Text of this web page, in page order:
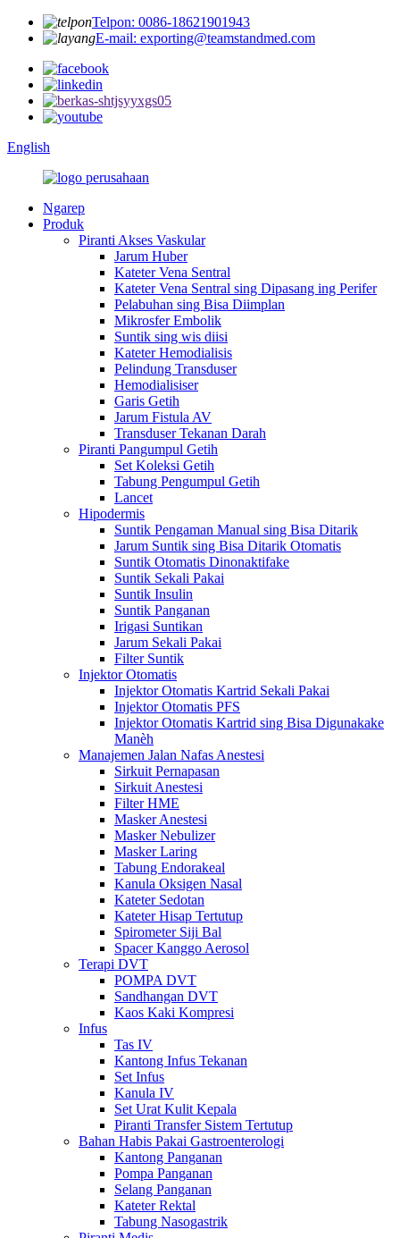
Telpon: 0086-18621901943
E-mail: exporting@teamstandmed.com
English
Ngarep
Produk
Piranti Akses Vaskular
Jarum Huber
Kateter Vena Sentral
Kateter Vena Sentral sing Dipasang ing Perifer
Pelabuhan sing Bisa Diimplan
Mikrosfer Embolik
Suntik sing wis diisi
Kateter Hemodialisis
Pelindung Transduser
Hemodialisiser
Garis Getih
Jarum Fistula AV
Transduser Tekanan Darah
Piranti Pangumpul Getih
Set Koleksi Getih
Tabung Pengumpul Getih
Lancet
Hipodermis
Suntik Pengaman Manual sing Bisa Ditarik
Jarum Suntik sing Bisa Ditarik Otomatis
Suntik Otomatis Dinonaktifake
Suntik Sekali Pakai
Suntik Insulin
Suntik Panganan
Irigasi Suntikan
Jarum Sekali Pakai
Filter Suntik
Injektor Otomatis
Injektor Otomatis Kartrid Sekali Pakai
Injektor Otomatis PFS
Injektor Otomatis Kartrid sing Bisa Digunakake
Manèh
Manajemen Jalan Nafas Anestesi
Sirkuit Pernapasan
Sirkuit Anestesi
Filter HME
Masker Anestesi
Masker Nebulizer
Masker Laring
Tabung Endorakeal
Kanula Oksigen Nasal
Kateter Sedotan
Kateter Hisap Tertutup
Spirometer Siji Bal
Spacer Kanggo Aerosol
Terapi DVT
POMPA DVT
Sandhangan DVT
Kaos Kaki Kompresi
Infus
Tas IV
Kantong Infus Tekanan
Set Infus
Kanula IV
Set Urat Kulit Kepala
Piranti Transfer Sistem Tertutup
Bahan Habis Pakai Gastroenterologi
Kantong Panganan
Pompa Panganan
Selang Panganan
Kateter Rektal
Tabung Nasogastrik